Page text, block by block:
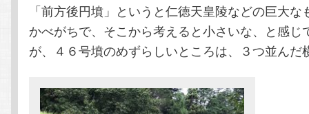
「前方後円墳」というと仁徳天皇陵などの巨大
かべがちで、そこから考えると小さいな、と感じ
が、４６号墳のめずらしいところは、３つ並んだ